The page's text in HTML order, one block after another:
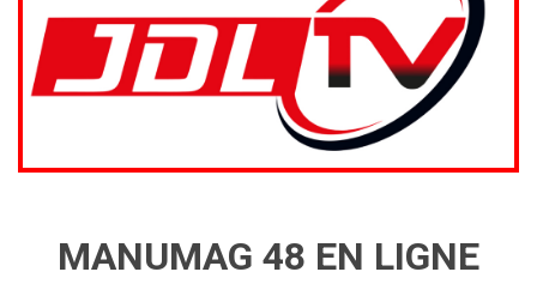
MANUMAG 48 EN LIGNE